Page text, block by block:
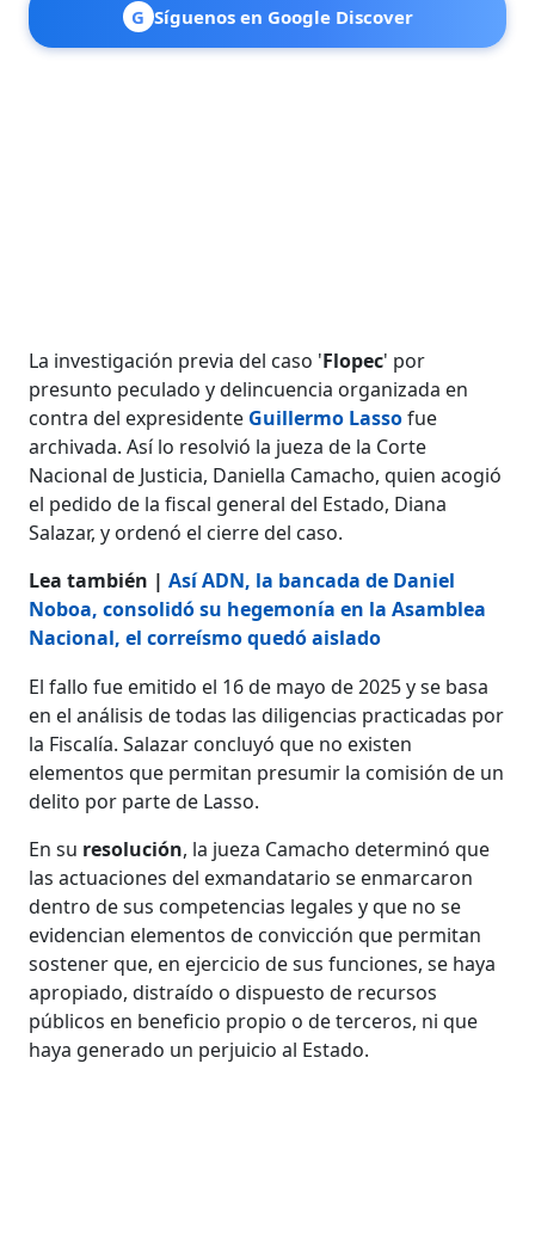
G Síguenos en Google Discover
La investigación previa del caso 'Flopec' por
presunto peculado y delincuencia organizada en
contra del expresidente Guillermo Lassofue
archivada. Así lo resolvió la jueza de la Corte
Nacional de Justicia, Daniella Camacho, quien acogió
el pedido de la fiscal general del Estado, Diana
Salazar, y ordenó el cierre del caso.
Lea también |Así ADN, la bancada de Daniel
Noboa, consolidó su hegemonía en la Asamblea
Nacional, el correísmo quedó aislado
El fallo fue emitido el 16 de mayo de 2025 y se basa
en el análisis de todas las diligencias practicadas por
la Fiscalía. Salazar concluyó que no existen
elementos que permitan presumir la comisión de un
delito por parte de Lasso.
En su resolución, la jueza Camacho determinó que
las actuaciones del exmandatario se enmarcaron
dentro de sus competencias legales y que no se
evidencian elementos de convicción que permitan
sostener que, en ejercicio de sus funciones, se haya
apropiado, distraído o dispuesto de recursos
públicos en beneficio propio o de terceros, ni que
haya generado un perjuicio al Estado.